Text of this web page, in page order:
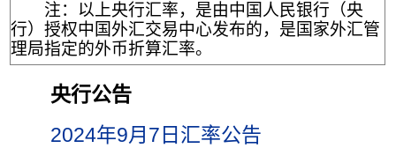
注：以上央行汇率，是由中国人民银行（央
行）授权中国外汇交易中心发布的，是国家外汇管
理局指定的外币折算汇率。
央行公告
2024年9月7日汇率公告